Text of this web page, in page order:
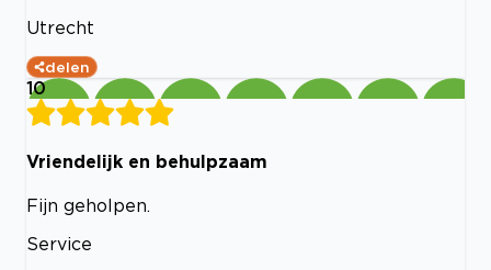
Utrecht
delen
10
Vriendelijk en behulpzaam
Fijn geholpen.
Service